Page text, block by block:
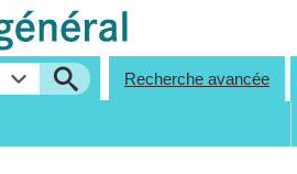
Recherche avancée